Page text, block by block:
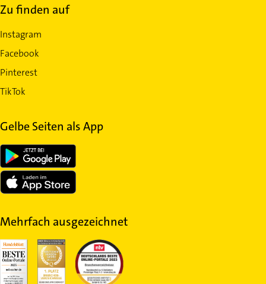
Zu finden auf
Instagram
Facebook
Pinterest
TikTok
Gelbe Seiten als App
Mehrfach ausgezeichnet